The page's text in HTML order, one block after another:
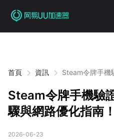
首頁 資訊
Steam令牌手機
Steam令牌手機驗
驟與網路優化指南！
2026-06-23